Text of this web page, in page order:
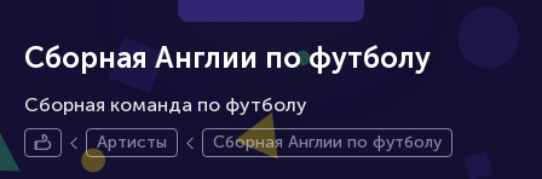
Сборная Англии по футболу
Сборная команда по футболу
Артисты Сборная Англии по футболу